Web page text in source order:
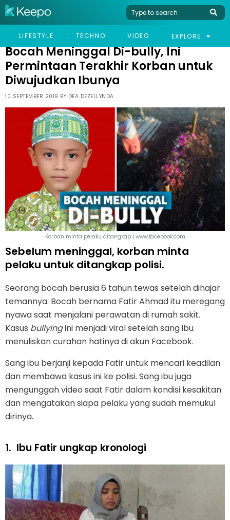
LIFESTYLE TECHNO VIDEO EXPLORE
HOME VIRAL
BOCAH MENINGGAL DI-BULLY, INI PERMINTAAN TERAKHIR KORBAN
Bocah Meninggal Di-bully, Ini
Permintaan Terakhir Korban untuk
Diwujudkan Ibunya
10 SEPTEMBER 2019 BY DEA DEZELLYNDA
Korban minta pelaku ditangkap | www.facebook.com
Sebelum meninggal, korban minta
pelaku untuk ditangkap polisi.
Seorang bocah berusia 6 tahun tewas setelah dihajar
temannya. Bocah bernama Fatir Ahmad itu meregang
nyawa saat menjalani perawatan di rumah sakit.
Kasus bullyingini menjadi viral setelah sang ibu
menuliskan curahan hatinya di akun Facebook.
Sang ibu berjanji kepada Fatir untuk mencari keadilan
dan membawa kasus ini ke polisi. Sang ibu juga
mengunggah video saat Fatir dalam kondisi kesakitan
dan mengatakan siapa pelaku yang sudah memukul
dirinya.
1. Ibu Fatir ungkap kronologi